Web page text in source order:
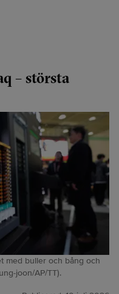
– största
med buller och bång och
joon/AP/TT).